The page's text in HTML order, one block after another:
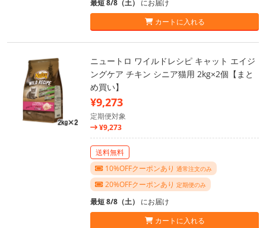
最短 8/8（土） にお届け
カートに入れる
ニュートロ ワイルドレシピ キャット エイジ
ングケア チキン シニア猫用 2kg×2個【まと
め買い】
¥9,273
定期便対象
¥9,273
送料無料
10%OFFクーポンあり 通常注文のみ
20%OFFクーポンあり 定期便のみ
最短 8/8（土） にお届け
カートに入れる